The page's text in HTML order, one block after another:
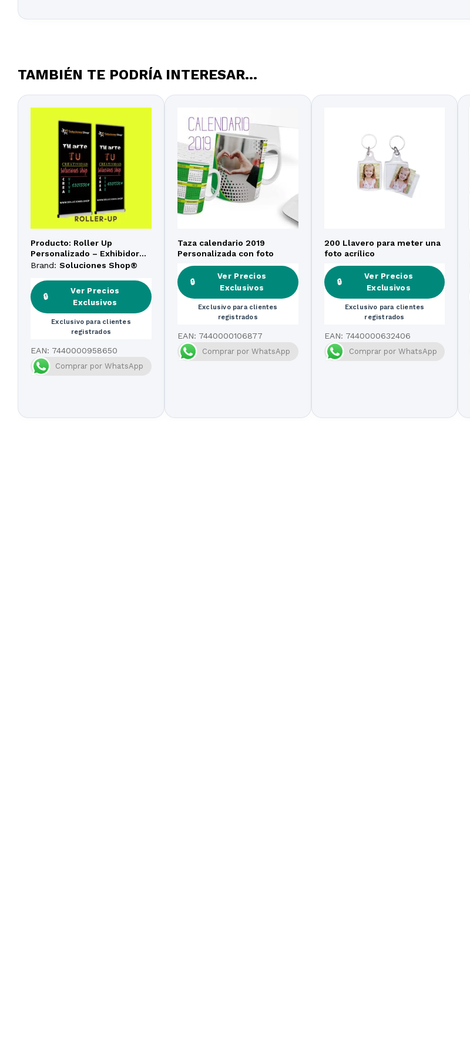
TAMBIÉN TE PODRÍA INTERESAR...
Producto: Roller Up
Personalizado – Exhibidor
Retráctil
Brand: Soluciones Shop®
🔒
Ver Precios
Exclusivos
Exclusivo para clientes
registrados
EAN: 7440000958650
Comprar por WhatsApp
Taza calendario 2019
Personalizada con foto
🔒
Ver Precios
Exclusivos
Exclusivo para clientes
registrados
EAN: 7440000106877
Comprar por WhatsApp
200 Llavero para meter una
foto acrílico
🔒
Ver Precios
Exclusivos
Exclusivo para clientes
registrados
EAN: 7440000632406
Comprar por WhatsApp